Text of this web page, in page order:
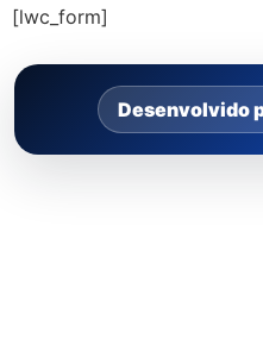
[lwc_form]
Desenvolvido